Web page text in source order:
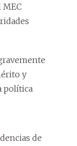
y
política
de